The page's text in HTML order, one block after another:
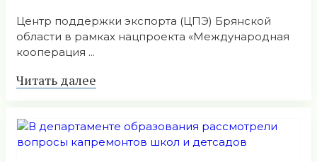
Центр поддержки экспорта (ЦПЭ) Брянской
области в рамках нацпроекта «Международная
кооперация ...
Читать далее